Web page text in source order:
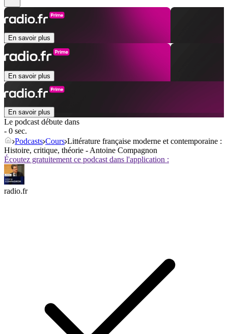
En savoir plus
En savoir plus
En savoir plus
Le podcast débute dans
- 0 sec.
Podcasts Cours Littérature française moderne et contemporaine :
Histoire, critique, théorie - Antoine Compagnon
Écoutez gratuitement ce podcast dans l'application :
radio.fr